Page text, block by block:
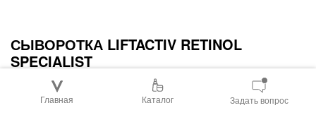
СЫВОРОТКА LIFTACTIV RETINOL
SPECIALIST
Главная Каталог Задать вопрос